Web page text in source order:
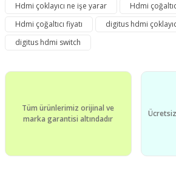
Yorum Yaz
Ürün resmi kalitesiz, bozuk veya
Ürün açıklamasında eksik bilgiler
Ürün fiyatı diğer sitelerden daha pahalı.
Hdmi çoklayıcı ne işe yarar
Hdmi
Hdmi çoğaltıcı fiyatı
digitus hdmi
digitus hdmi switch
Tüm ürünlerimiz orijinal ve
marka garantisi altındadır